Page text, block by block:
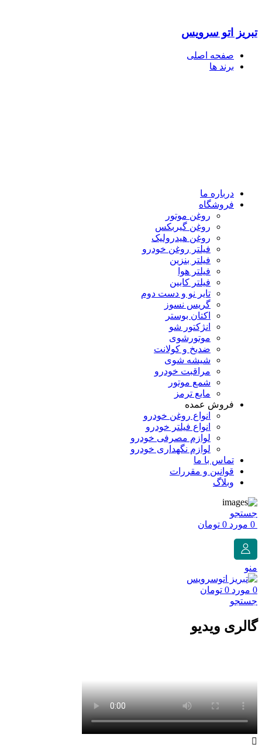
تبریز اتو سرویس
صفحه اصلی
برند ها
درباره ما
فروشگاه
روغن موتور
روغن گیربکس
روغن هیدرولیک
فیلتر روغن خودرو
فیلتر بنزین
فیلتر هوا
فیلتر کابین
تایر نو و دست دوم
گریس نسوز
اکتان بوستر
انژکتور شو
موتورشوی
ضدیخ و کولانت
شیشه شوی
مراقبت خودرو
شمع موتور
مایع ترمز
فروش عمده
انواع روغن خودرو
انواع فیلتر خودرو
لوازم مصرفی خودرو
لوازم نگهداری خودرو
تماس با ما
قوانین و مقررات
وبلاگ
جستجو
0 مورد 0 تومان
منو
0 مورد 0 تومان
جستجو
گالری ویدیو